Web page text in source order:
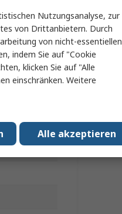
Nutzungsanalyse, zur
von Drittanbietern. Durch
von nicht-essentiellen
indem Sie auf "Cookie
klicken Sie auf "Alle
einschränken. Weitere
Alle akzeptieren